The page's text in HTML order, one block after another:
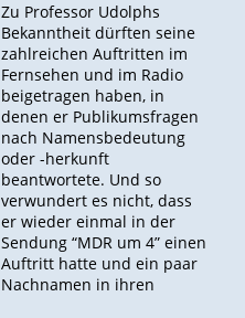
Zu Professor Udolphs
Bekanntheit dürften seine
zahlreichen Auftritten im
Fernsehen und im Radio
beigetragen haben, in
denen er Publikumsfragen
nach Namensbedeutung
oder -herkunft
beantwortete. Und so
verwundert es nicht, dass
er wieder einmal in der
Sendung “MDR um 4” einen
Auftritt hatte und ein paar
Nachnamen in ihren